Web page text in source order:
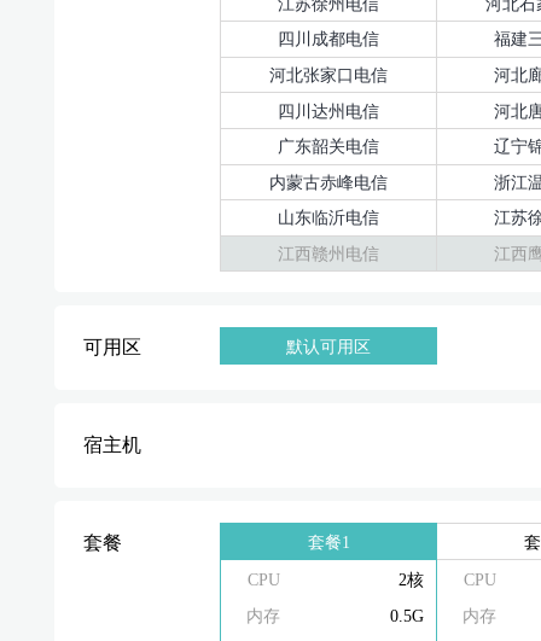
四川成都电信
福建
河北张家口电信
河北
四川达州电信
河北
广东韶关电信
辽宁
内蒙古赤峰电信
浙江
山东临沂电信
江苏
江西赣州电信
江西
可用区 默认可用区
宿主机
套餐
套餐1
CPU
2核
内存
0.5G
CPU
内存